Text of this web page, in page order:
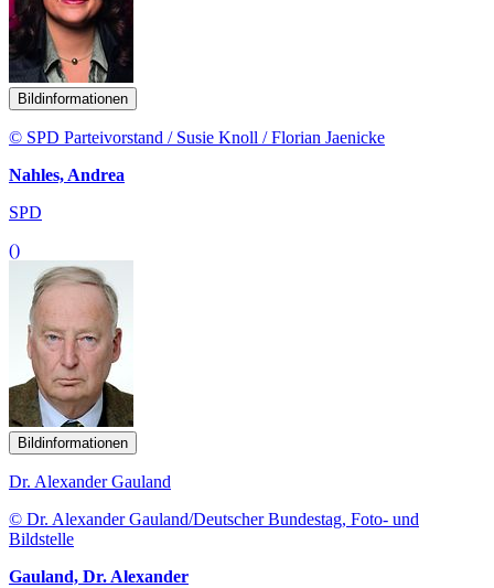
Bildinformationen
© SPD Parteivorstand / Susie Knoll / Florian Jaenicke
Nahles, Andrea
SPD
()
Bildinformationen
Dr. Alexander Gauland
© Dr. Alexander Gauland/Deutscher Bundestag, Foto- und
Bildstelle
Gauland, Dr. Alexander